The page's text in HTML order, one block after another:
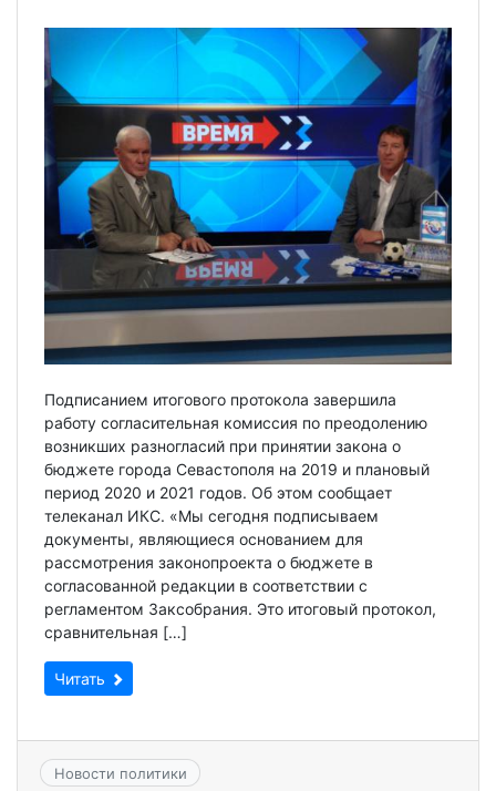
Подписанием итогового протокола завершила
работу согласительная комиссия по преодолению
возникших разногласий при принятии закона о
бюджете города Севастополя на 2019 и плановый
период 2020 и 2021 годов. Об этом сообщает
телеканал ИКС. «Мы сегодня подписываем
документы, являющиеся основанием для
рассмотрения законопроекта о бюджете в
согласованной редакции в соответствии с
регламентом Заксобрания. Это итоговый протокол,
сравнительная […]
Читать
Новости политики